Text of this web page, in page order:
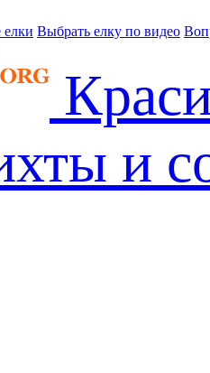
Выбрать елку по видео
и